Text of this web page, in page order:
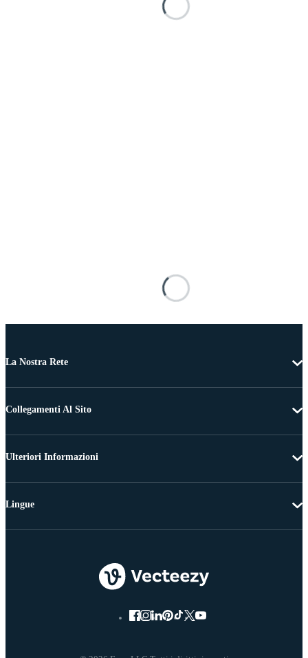
La Nostra Rete
Collegamenti Al Sito
Ulteriori Informazioni
Lingue